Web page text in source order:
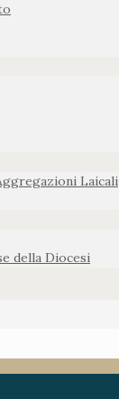
Laicali
della Diocesi